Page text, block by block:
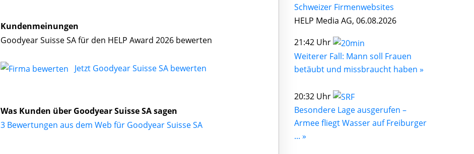
Kundenmeinungen
Goodyear Suisse SA für den HELP Award 2026 bewerten
Jetzt Goodyear Suisse SA bewerten
Was Kunden über Goodyear Suisse SA sagen
3 Bewertungen aus dem Web für Goodyear Suisse SA
Schweizer Firmenwebsites
HELP Media AG, 06.08.2026
21:42 Uhr
Weiterer Fall: Mann soll Frauen
betäubt und missbraucht haben »
20:32 Uhr
Besondere Lage ausgerufen –
Armee fliegt Wasser auf Freiburger
... »